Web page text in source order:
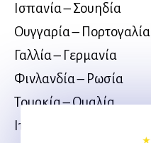
Ισπανία – Σουηδία
Ουγγαρία – Πορτογαλία
Γαλλία – Γερμανία
Φινλανδία – Ρωσία
Τουρκία – Ουαλία
Ιταλία – Ελβετία